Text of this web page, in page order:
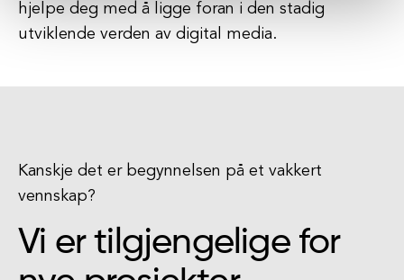
hjelpe deg med å ligge foran i den stadig
utviklende verden av digital media.
Kanskje det er begynnelsen på et vakkert
vennskap?
Vi er tilgjengelige for